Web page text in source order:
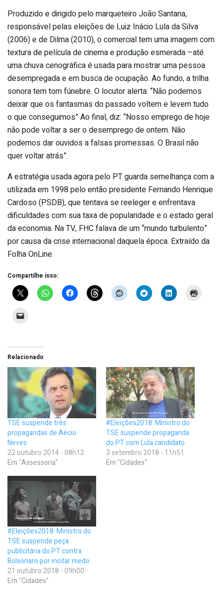
Produzido e dirigido pelo marqueteiro João Santana,
responsável pelas eleições de Luiz Inácio Lula da Silva
(2006) e de Dilma (2010), o comercial tem uma imagem com
textura de película de cinema e produção esmerada –até
uma chuva cenográfica é usada para mostrar uma pessoa
desempregada e em busca de ocupação. Ao fundo, a trilha
sonora tem tom fúnebre. O locutor alerta: “Não podemos
deixar que os fantasmas do passado voltem e levem tudo
o que conseguimos” Ao final, diz: “Nosso emprego de hoje
não pode voltar a ser o desemprego de ontem. Não
podemos dar ouvidos a falsas promessas. O Brasil não
quer voltar atrás”.
A estratégia usada agora pelo PT guarda semelhança com a
utilizada em 1998 pelo então presidente Fernando Henrique
Cardoso (PSDB), que tentava se reeleger e enfrentava
dificuldades com sua taxa de popularidade e o estado geral
da economia. Na TV, FHC falava de um “mundo turbulento”
por causa da crise internacional daquela época. Extraído da
Folha OnLine.
Compartilhe isso:
Relacionado
TSE suspende três
propagandas de Aécio
Neves
22 outubro 2014 - 08h12
Em "Assessoria"
#Eleições2018: Ministro do
TSE suspende propaganda
do PT com Lula candidato
3 setembro 2018 - 11h51
Em "Cidades"
#Eleições2018: Ministro do
TSE suspende peça
publicitária do PT contra
Bolsonaro por incitar medo
21 outubro 2018 - 09h00
Em "Cidades"